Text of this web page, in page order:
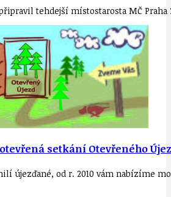
tehdejší místostarosta MČ
setkání Otevřeného
újezďané, od r. 2010 vám nabízíme